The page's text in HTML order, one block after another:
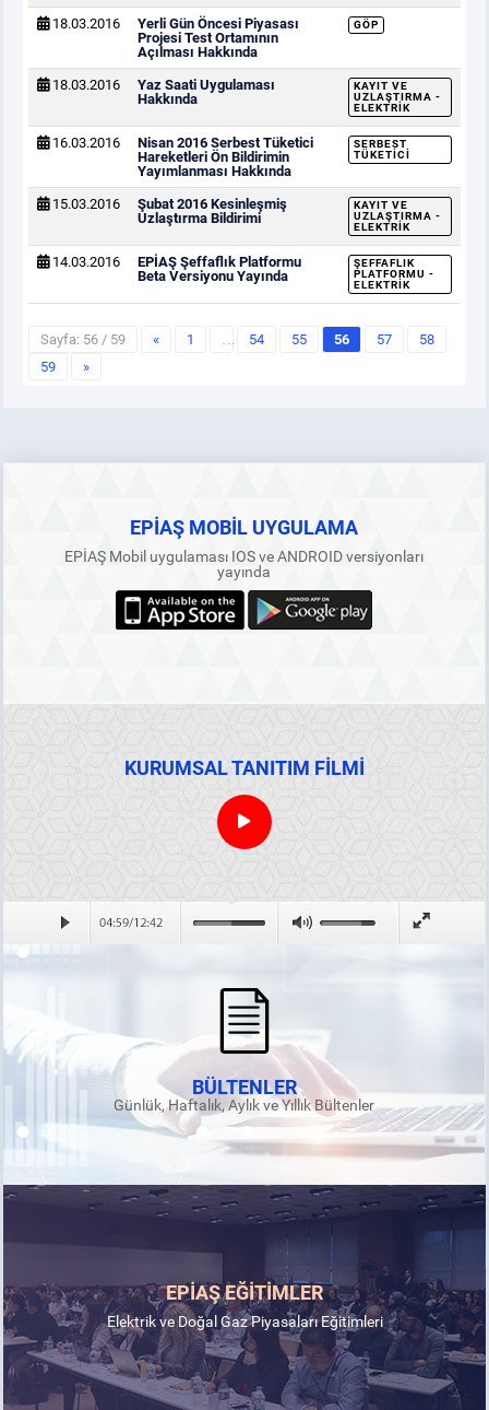
18.03.2016
Yerli Gün Öncesi Piyasası
Projesi Test Ortamının
Açılması Hakkında
GÖP
18.03.2016
Yaz Saati Uygulaması
Hakkında
KAYIT VE
UZLAŞTIRMA -
ELEKTRIK
16.03.2016
Nisan 2016 Serbest Tüketici
Hareketleri Ön Bildirimin
Yayımlanması Hakkında
SERBEST
TÜKETICI
15.03.2016
Şubat 2016 Kesinleşmiş
Uzlaştırma Bildirimi
KAYIT VE
UZLAŞTIRMA -
ELEKTRIK
14.03.2016
EPİAŞ Şeffaflık Platformu
Beta Versiyonu Yayında
ŞEFFAFLIK
PLATFORMU -
ELEKTRIK
Sayfa: 56 / 59 « 1 … 54 55 56 57
58
59
»
EPİAŞ MOBİL UYGULAMA
EPİAŞ Mobil uygulaması IOS ve ANDROID versiyonları
yayında
KURUMSAL TANITIM FİLMİ
BÜLTENLER
Günlük, Haftalık, Aylık ve Yıllık Bültenler
EPİAŞ EĞİTİMLER
Elektrik ve Doğal Gaz Piyasaları Eğitimleri